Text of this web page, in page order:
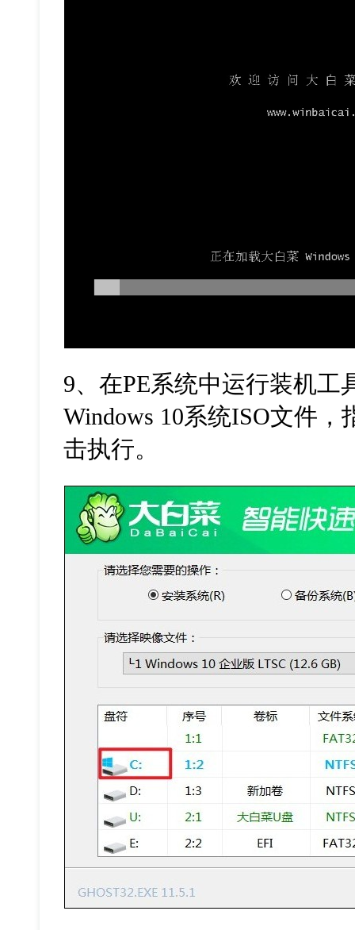
9、在PE系统中运行装机工
Windows 10系统ISO文件
击执行。